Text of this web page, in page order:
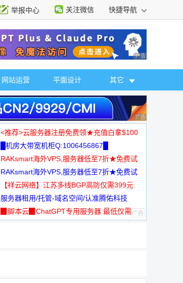
举报中心 关注微信 快捷导航
广告 商业广告，理
网站运营 平面设计 其它
广告 商业广告，理
<推荐>云服务器注册免费领★充值白拿$100
█机房大带宽机柜Q:1006456867█
RAKsmart海外VPS,服务器低至7折★免费试
用★
RAKsmart海外VPS,服务器低至7折★免费试
用★
【祥云网络】江苏多线BGP高防仅需399元
服务器租用/托管-域名空间/认准腾佑科技
▉脚本云▉ChatGPT专用服务器 最低仅需